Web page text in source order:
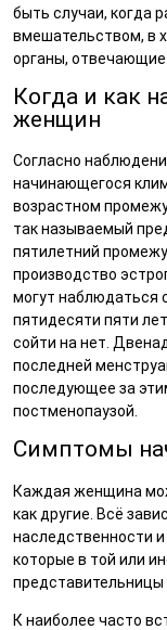
быть случаи, когда
вмешательством, в
органы,
Когда и как
женщин
Согласно
начинающегося
возрастном
так называемый
пятилетний
производство
могут наблюдаться
пятидесяти пяти
сойти на нет.
последней
последующее за
постменопаузой.
Симптомы
Каждая женщина
как другие. Всё
наследственности
которые в той или
представительницы
К наиболее часто